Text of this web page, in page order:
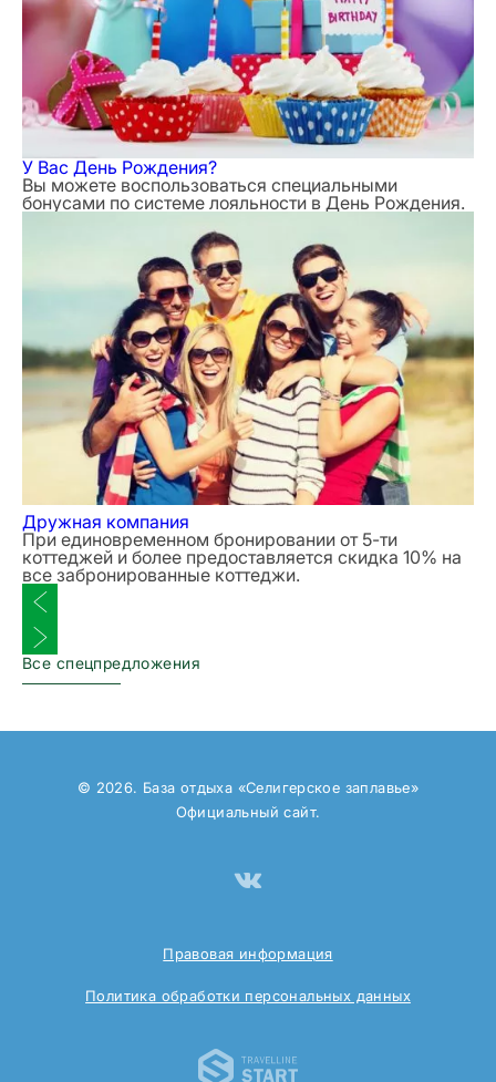
У Вас День Рождения?
Вы можете воспользоваться специальными
бонусами по системе лояльности в День Рождения.
Дружная компания
При единовременном бронировании от 5-ти
коттеджей и более предоставляется скидка 10% на
все забронированные коттеджи.
Предыдущий слайд
Следующий слайд
Все спецпредложения
© 2026. База отдыха «Селигерское заплавье»
Официальный сайт.
Правовая информация
Политика обработки персональных данных
Travelline